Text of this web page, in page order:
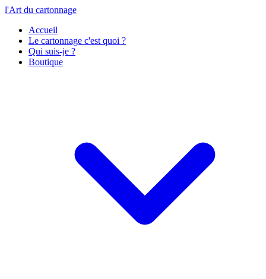
l'Art du cartonnage
Accueil
Le cartonnage c'est quoi ?
Qui suis-je ?
Boutique